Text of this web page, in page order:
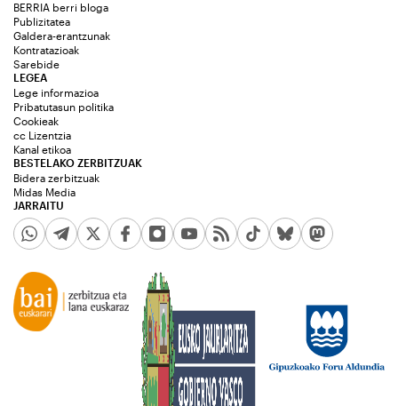
BERRIA berri bloga
Publizitatea
Galdera-erantzunak
Kontratazioak
Sarebide
JARRAITU
LEGEA
Lege informazioa
Pribatutasun politika
Cookieak
cc Lizentzia
Kanal etikoa
BESTELAKO ZERBITZUAK
Bidera zerbitzuak
Midas Media